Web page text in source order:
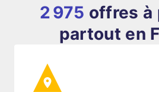
2 975 offres à
partout en